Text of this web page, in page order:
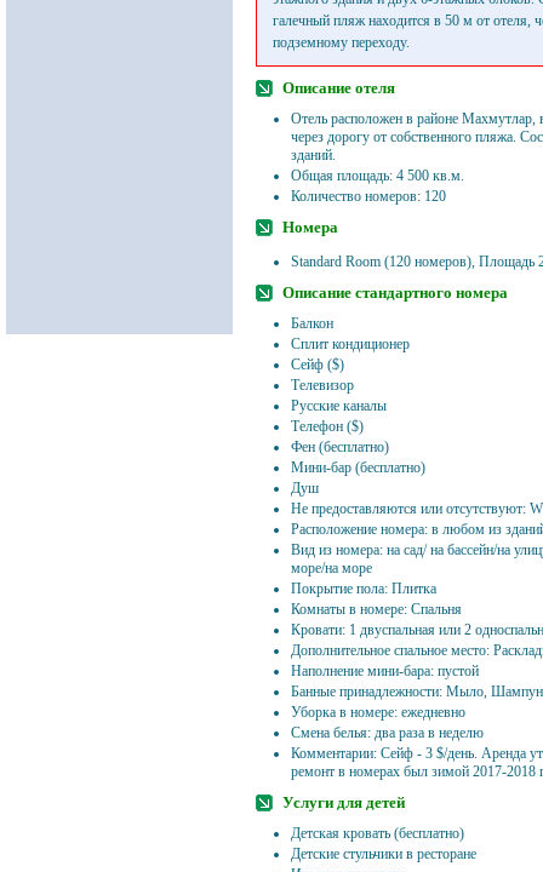
галечный пляж находится в 50 м от отеля,
подземному переходу.
Описание отеля
Отель расположен в районе Махмутлар,
через дорогу от собственного пляжа.
зданий.
Общая площадь: 4 500 кв.м.
Количество номеров: 120
Номера
Standard Room (120 номеров), Площадь
Описание стандартного номера
Балкон
Сплит кондиционер
Сейф ($)
Телевизор
Русские каналы
Телефон ($)
Фен (бесплатно)
Мини-бар (бесплатно)
Душ
Не предоставляются или отсутствуют:
Расположение номера: в любом из
Вид из номера: на сад/ на бассейн/на
море/на море
Покрытие пола: Плитка
Комнаты в номере: Спальня
Кровати: 1 двуспальная или 2
Дополнительное спальное место:
Наполнение мини-бара: пустой
Банные принадлежности: Мыло,
Уборка в номере: ежедневно
Смена белья: два раза в неделю
Комментарии: Сейф - 3 $/день. Аренда
ремонт в номерах был зимой 2017-2018
Услуги для детей
Детская кровать (бесплатно)
Детские стульчики в ресторане